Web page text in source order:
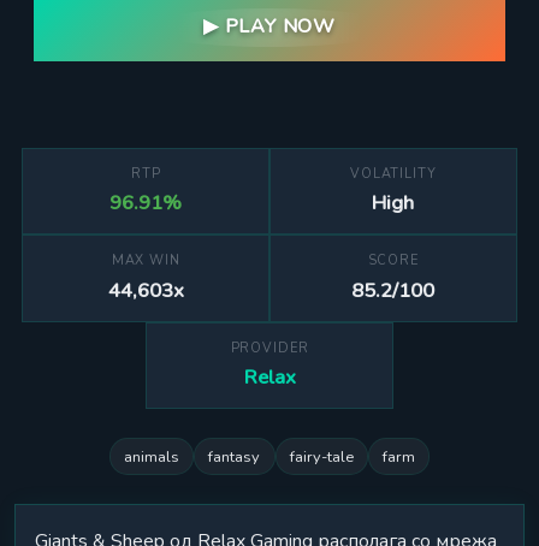
▶ PLAY NOW
RTP
96.91%
VOLATILITY
High
MAX WIN
44,603x
SCORE
85.2/100
PROVIDER
Relax
animals fantasy fairy-tale farm